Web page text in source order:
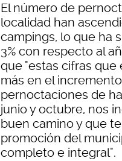
El número de
localidad han
campings, lo que ha
3% con respecto al
que "estas cifras
más en el
pernoctaciones de
junio y octubre, nos
buen camino y que
promoción del
completo e integral".